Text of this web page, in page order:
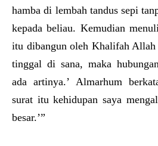
hamba di lembah tandus sepi
kepada beliau. Kemudian
itu dibangun oleh Khalifah Allah
tinggal di sana, maka
ada artinya.’ Almarhum
surat itu kehidupan saya
besar.’”